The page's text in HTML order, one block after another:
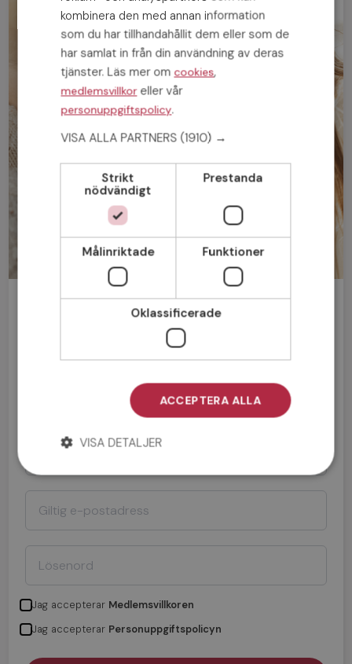
Bli medlem gratis!
Jag accepterar Medlemsvillkoren
Jag accepterar Personuppgiftspolicyn
kombinera den med annan information
som du har tillhandahållit dem eller som de
har samlat in från din användning av deras
tjänster. Läs mer om cookies,
medlemsvillkoreller vår
personuppgiftspolicy.
VISA ALLA PARTNERS (1910) →
Strikt
nödvändigt
Prestanda
Målinriktade Funktioner
Oklassificerade
ACCEPTERA ALLA
VISA DETALJER